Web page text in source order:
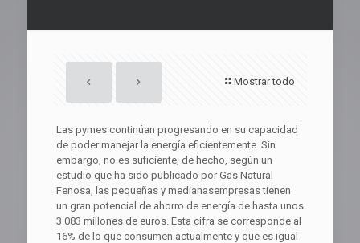
Mostrar todo
Las pymes continúan progresando en su capacidad
de poder manejar la energía eficientemente. Sin
embargo, no es suficiente, de hecho, según un
estudio que ha sido publicado por Gas Natural
Fenosa, las pequeñas y medianasempresas tienen
un gran potencial de ahorro de energía de hasta unos
3.083 millones de euros. Esta cifra se corresponde al
16% de lo que consumen actualmente y que es igual